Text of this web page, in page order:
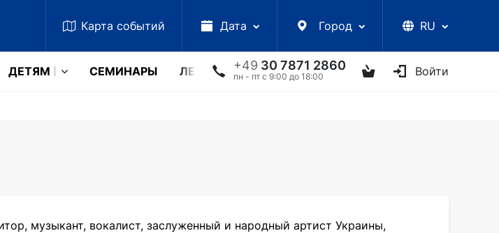
Карта событий Дата Город RU
+49 30 7871 2860
пн - пт с 9:00 до 18:00 Войти
ДЕТЯМ CЕМИНАРЫ ЛЕКЦИИ УКРАИНСКИЕ АРТИСТЫ ДРУГОЕ
музыкант, вокалист, заслуженный и народный артист Украины,